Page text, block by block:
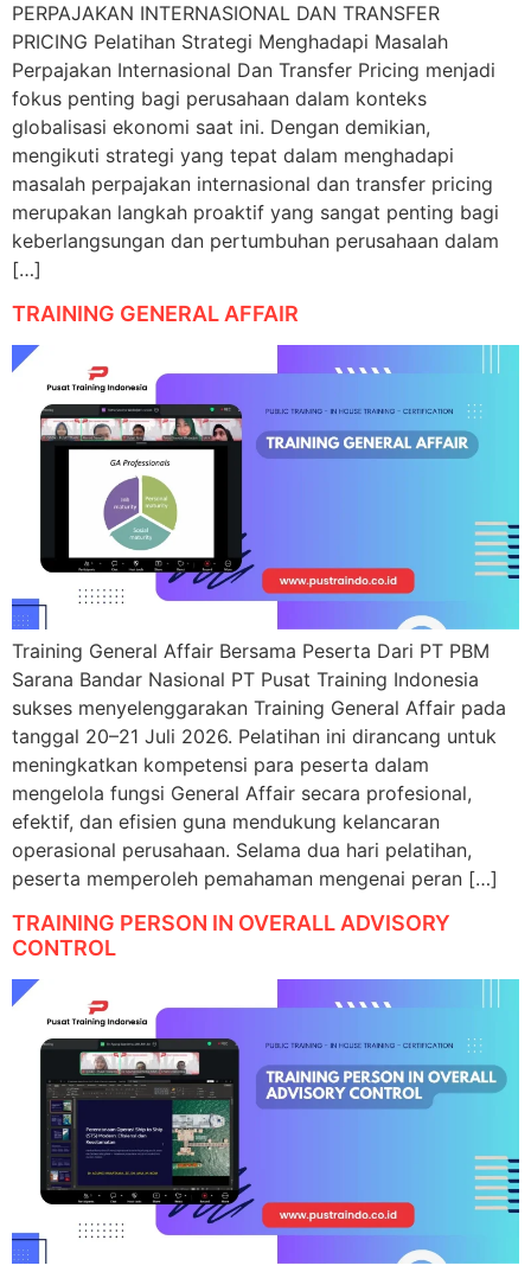
PERPAJAKAN INTERNASIONAL DAN TRANSFER
PRICING Pelatihan Strategi Menghadapi Masalah
Perpajakan Internasional Dan Transfer Pricing menjadi
fokus penting bagi perusahaan dalam konteks
globalisasi ekonomi saat ini. Dengan demikian,
mengikuti strategi yang tepat dalam menghadapi
masalah perpajakan internasional dan transfer pricing
merupakan langkah proaktif yang sangat penting bagi
keberlangsungan dan pertumbuhan perusahaan dalam
[…]
TRAINING GENERAL AFFAIR
Training General Affair Bersama Peserta Dari PT PBM
Sarana Bandar Nasional PT Pusat Training Indonesia
sukses menyelenggarakan Training General Affair pada
tanggal 20–21 Juli 2026. Pelatihan ini dirancang untuk
meningkatkan kompetensi para peserta dalam
mengelola fungsi General Affair secara profesional,
efektif, dan efisien guna mendukung kelancaran
operasional perusahaan. Selama dua hari pelatihan,
peserta memperoleh pemahaman mengenai peran […]
TRAINING PERSON IN OVERALL ADVISORY
CONTROL